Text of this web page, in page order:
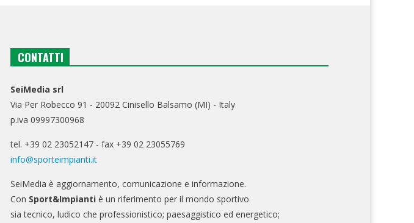
CONTATTI
SeiMedia srl
Via Per Robecco 91 - 20092 Cinisello Balsamo (MI) - Italy
p.iva 09997300968
tel. +39 02 23052147 - fax +39 02 23055769
info@sporteimpianti.it
SeiMedia è aggiornamento, comunicazione e informazione.
Con Sport&Impianti è un riferimento per il mondo sportivo
sia tecnico, ludico che professionistico; paesaggistico ed energetico;